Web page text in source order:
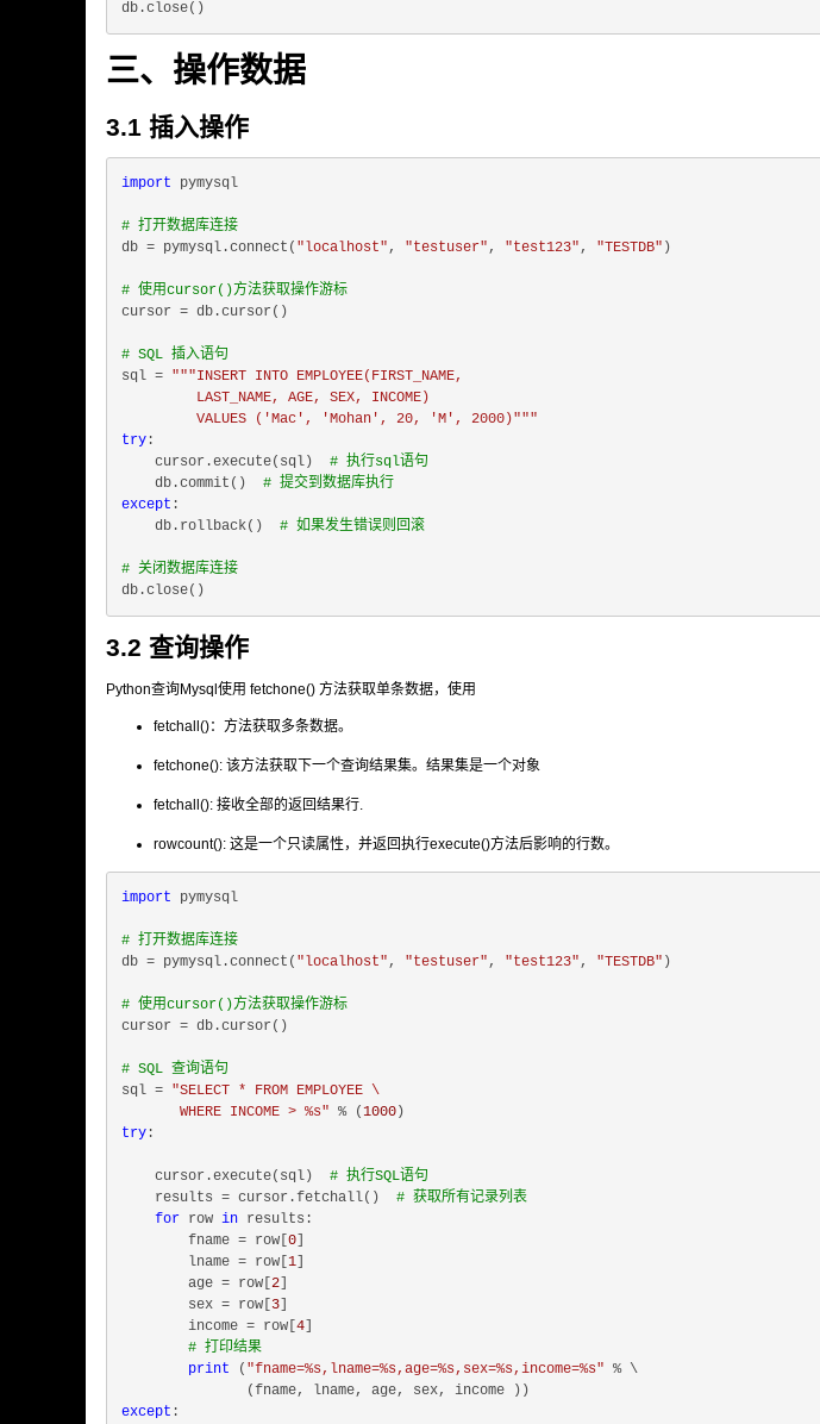
三、操作数据
3.1 插入操作
import pymysql
# 打开数据库连接
db = pymysql.connect( "localhost" , "testuser" , "test123" , "TESTDB" )
# 使用cursor()方法获取操作游标
cursor = db.cursor()
# SQL 插入语句
sql = """INSERT INTO EMPLOYEE(FIRST_NAME,
         LAST_NAME, AGE, SEX, INCOME)
         VALUES ('Mac', 'Mohan', 20, 'M', 2000)"""
try :
    cursor.execute(sql)
# 执行sql语句
    db.commit()
# 提交到数据库执行
except :
    db.rollback()
# 如果发生错误则回滚
# 关闭数据库连接
3.2 查询操作
Python查询Mysql使用 fetchone() 方法获取单条数据，使用
fetchall()：方法获取多条数据。
fetchone(): 该方法获取下一个查询结果集。结果集是一个对象
fetchall(): 接收全部的返回结果行.
rowcount(): 这是一个只读属性，并返回执行execute()方法后影响的行数。
import pymysql
# 打开数据库连接
db = pymysql.connect( "localhost" , "testuser" , "test123" , "TESTDB" )
# 使用cursor()方法获取操作游标
cursor = db.cursor()
# SQL 查询语句
sql = "SELECT * FROM EMPLOYEE \
       WHERE INCOME > %s"
% (1000
try :
    cursor.execute(sql)
# 执行SQL语句
    results = cursor.fetchall()
# 获取所有记录列表
for row in results:
        fname = row[
0
        lname = row[
1
        age = row[
2
        sex = row[
3
        income = row[
4
# 打印结果
print ( "fname=%s,lname=%s,age=%s,sex=%s,income=%s" % \
except :